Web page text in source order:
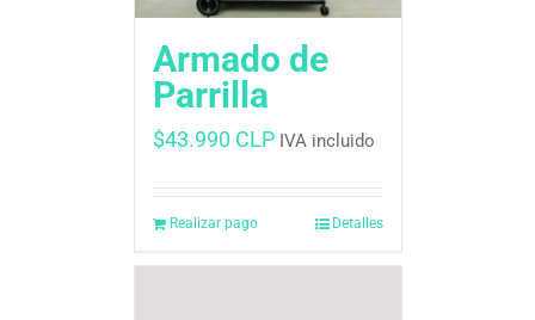
Armado de
Parrilla
$43.990 CLP IVA incluido
Realizar pago Detalles